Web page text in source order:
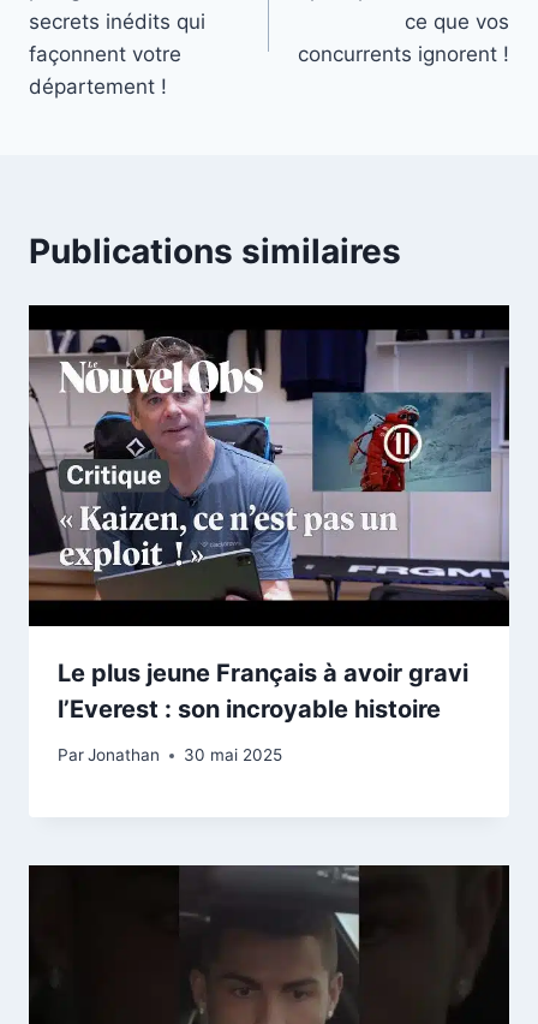
l’article
secrets inédits qui
façonnent votre
département !
ce que vos
concurrents ignorent !
Publications similaires
Le plus jeune Français à avoir gravi
l’Everest : son incroyable histoire
ParJonathan 30 mai 2025